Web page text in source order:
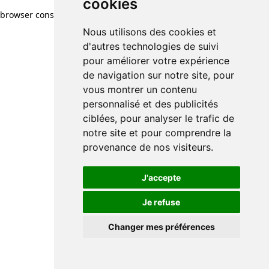
cookies
Nous utilisons des cookies et
d'autres technologies de suivi
pour améliorer votre expérience
de navigation sur notre site, pour
vous montrer un contenu
personnalisé et des publicités
ciblées, pour analyser le trafic de
notre site et pour comprendre la
provenance de nos visiteurs.
J'accepte
Je refuse
Changer mes préférences
browser console for more information)